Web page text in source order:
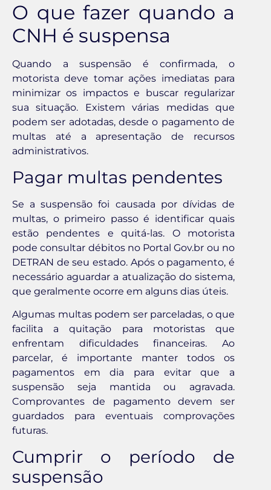
O que fazer quando a
CNH é suspensa
Quando a suspensão é confirmada, o
motorista deve tomar ações imediatas para
minimizar os impactos e buscar regularizar
sua situação. Existem várias medidas que
podem ser adotadas, desde o pagamento de
multas até a apresentação de recursos
administrativos.
Pagar multas pendentes
Se a suspensão foi causada por dívidas de
multas, o primeiro passo é identificar quais
estão pendentes e quitá-las. O motorista
pode consultar débitos no Portal Gov.br ou no
DETRAN de seu estado. Após o pagamento, é
necessário aguardar a atualização do sistema,
que geralmente ocorre em alguns dias úteis.
Algumas multas podem ser parceladas, o que
facilita a quitação para motoristas que
enfrentam dificuldades financeiras. Ao
parcelar, é importante manter todos os
pagamentos em dia para evitar que a
suspensão seja mantida ou agravada.
Comprovantes de pagamento devem ser
guardados para eventuais comprovações
futuras.
Cumprir o período de
suspensão